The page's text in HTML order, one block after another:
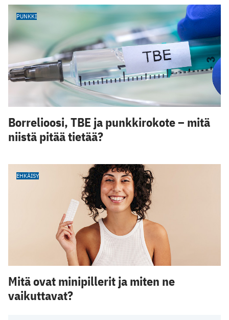
PUNKKI
Borrelioosi, TBE ja punkkirokote – mitä
niistä pitää tietää?
EHKÄISY
Mitä ovat minipillerit ja miten ne
vaikuttavat?